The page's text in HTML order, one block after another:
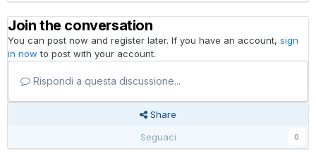
Join the conversation
You can post now and register later. If you have an account, sign
in now to post with your account.
Rispondi a questa discussione...
Share
Seguaci
0